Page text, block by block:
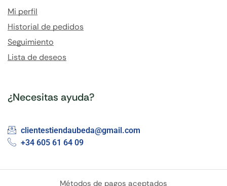
Mi perfil
Historial de pedidos
Seguimiento
Lista de deseos
¿Necesitas ayuda?
clientestiendaubeda@gmail.com
+34 605 61 64 09
Métodos de pagos aceptados